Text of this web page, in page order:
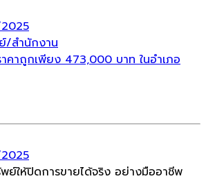
2025
/สำนักงาน
คาถูกเพียง 473,000 บาท ในอำเภอ
2025
ย์ให้ปิดการขายได้จริง อย่างมืออาชีพ